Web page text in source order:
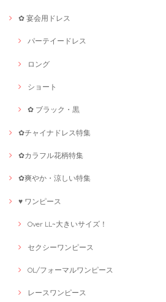
✿ 宴会用ドレス
パーテイードレス
ロング
ショート
✿ ブラック・黒
✿チャイナドレス特集
✿カラフル花柄特集
✿爽やか・涼しい特集
♥ ワンピース
Over LL~大きいサイズ！
セクシーワンピース
OL/フォーマルワンピース
レースワンピース